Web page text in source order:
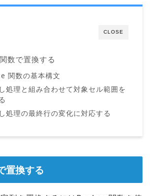
CLOSE
数で置換する
関数の基本構文
処理と組み合わせて対象セル範囲を
処理の最終行の変化に対応する
置換する